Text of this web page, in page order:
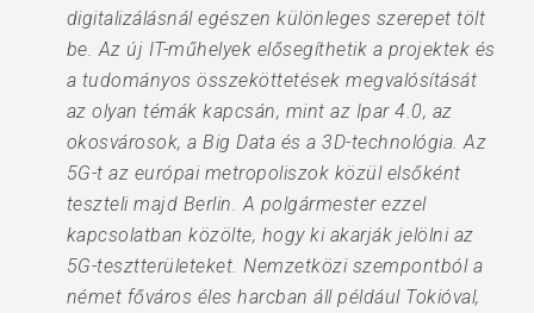
digitalizálásnál egészen különleges szerepet tölt
be. Az új IT-műhelyek elősegíthetik a projektek és
a tudományos összeköttetések megvalósítását
az olyan témák kapcsán, mint az Ipar 4.0, az
okosvárosok, a Big Data és a 3D-technológia. Az
5G-t az európai metropoliszok közül elsőként
teszteli majd Berlin. A polgármester ezzel
kapcsolatban közölte, hogy ki akarják jelölni az
5G-tesztterületeket. Nemzetközi szempontból a
német főváros éles harcban áll például Tokióval,